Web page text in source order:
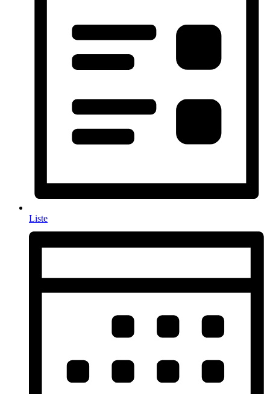
Liste